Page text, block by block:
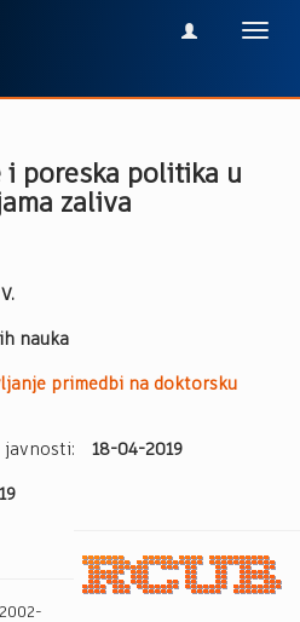
i poreska politika u
zaliva
nauka
primedbi na doktorsku
javnosti: 18-04-2019